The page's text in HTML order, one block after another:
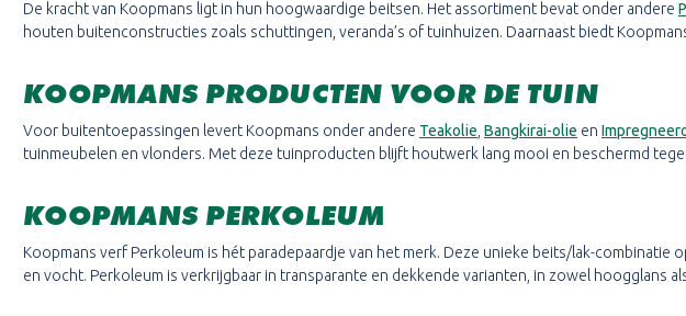
De kracht van Koopmans ligt in hun hoogwaardige beitsen. Het assortiment bevat onder andere
houten buitenconstructies zoals schuttingen, veranda’s of tuinhuizen. Daarnaast biedt
KOOPMANS PRODUCTEN VOOR DE TUIN
Voor buitentoepassingen levert Koopmans onder andere Teakolie Bangkirai-olie en
tuinmeubelen en vlonders. Met deze tuinproducten blijft houtwerk lang mooi en beschermd
KOOPMANS PERKOLEUM
Koopmans verf Perkoleum is hét paradepaardje van het merk. Deze unieke beits/lak-
en vocht. Perkoleum is verkrijgbaar in transparante en dekkende varianten, in zowel